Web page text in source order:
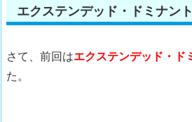
エクステンデッド・ドミナン
さて、前回はエクステンデッド・ド
た。